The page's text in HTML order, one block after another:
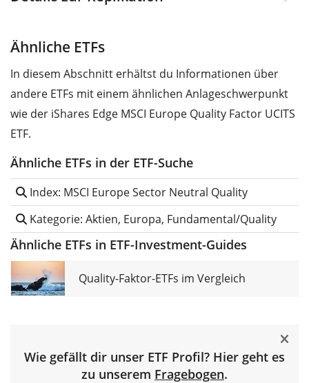
Ähnliche ETFs
In diesem Abschnitt erhältst du Informationen über
andere ETFs mit einem ähnlichen Anlageschwerpunkt
wie der iShares Edge MSCI Europe Quality Factor UCITS
ETF.
Ähnliche ETFs in der ETF-Suche
Index: MSCI Europe Sector Neutral Quality
Kategorie: Aktien, Europa, Fundamental/Quality
Ähnliche ETFs in ETF-Investment-Guides
Quality-Faktor-ETFs im Vergleich
Wie gefällt dir unser ETF Profil? Hier geht es
zu unserem Fragebogen.